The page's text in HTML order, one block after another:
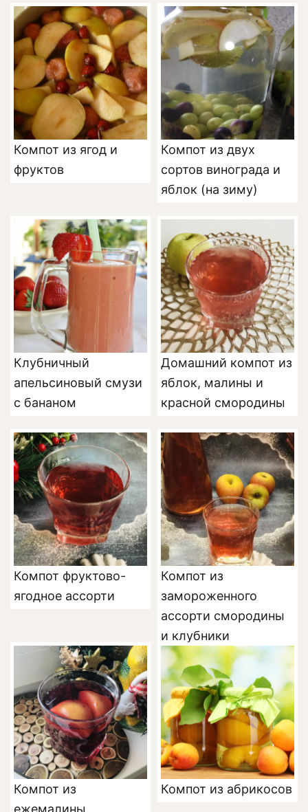
Компот из ягод и
фруктов
Компот из двух
сортов винограда и
яблок (на зиму)
Клубничный
апельсиновый смузи
с бананом
Домашний компот из
яблок, малины и
красной смородины
Компот фруктово-
ягодное ассорти
Компот из
замороженного
ассорти смородины
и клубники
Компот из
ежемалины,
Компот из абрикосов